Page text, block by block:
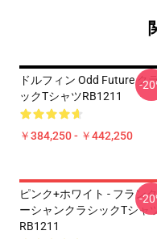
ドルフィン Odd Future ク
ックTシャツRB1211
￥384,250 - ￥442,250
-
ピンク+ホワイト - フラン
ーシャンクラシックTシャ
RB1211
-